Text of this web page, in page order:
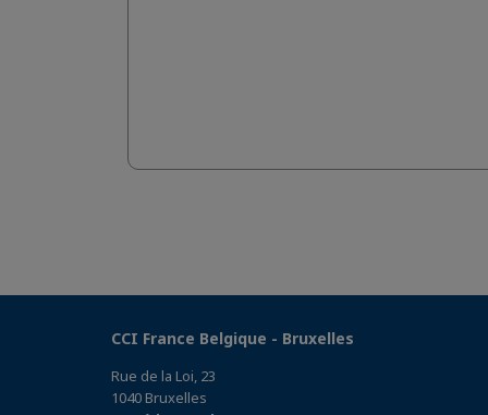
CCI France Belgique - Bruxelles
Rue de la Loi, 23
1040 Bruxelles